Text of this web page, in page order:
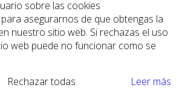
sobre las cookies
asegurarnos de que obtengas la
nuestro sitio web. Si rechazas el uso
web puede no funcionar como se
Rechazar todas
Leer más